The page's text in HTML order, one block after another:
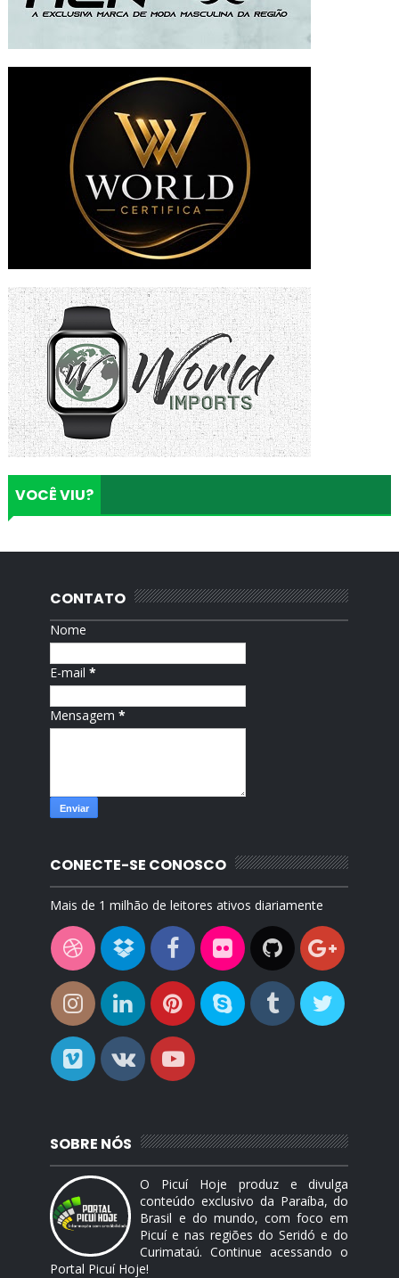
VOCÊ VIU?
CONTATO
Nome
E-mail*
Mensagem*
CONECTE-SE CONOSCO
Mais de 1 milhão de leitores ativos diariamente
SOBRE NÓS
O Picuí Hoje produz e divulga
conteúdo exclusivo da Paraíba, do
Brasil e do mundo, com foco em
Picuí e nas regiões do Seridó e do
Curimataú. Continue acessando o
Portal Picuí Hoje!